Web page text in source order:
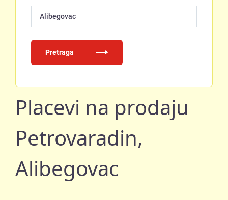
Alibegovac
Pretraga
Placevi na prodaju
Petrovaradin,
Alibegovac